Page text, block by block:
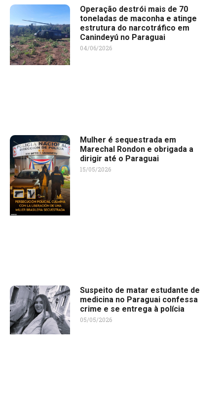
Operação destrói mais de 70
toneladas de maconha e atinge
estrutura do narcotráfico em
Canindeyú no Paraguai
04/06/2026
Mulher é sequestrada em
Marechal Rondon e obrigada a
dirigir até o Paraguai
15/05/2026
Suspeito de matar estudante de
medicina no Paraguai confessa
crime e se entrega à polícia
05/05/2026